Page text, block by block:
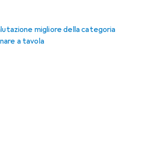
migliore della categoria
a tavola